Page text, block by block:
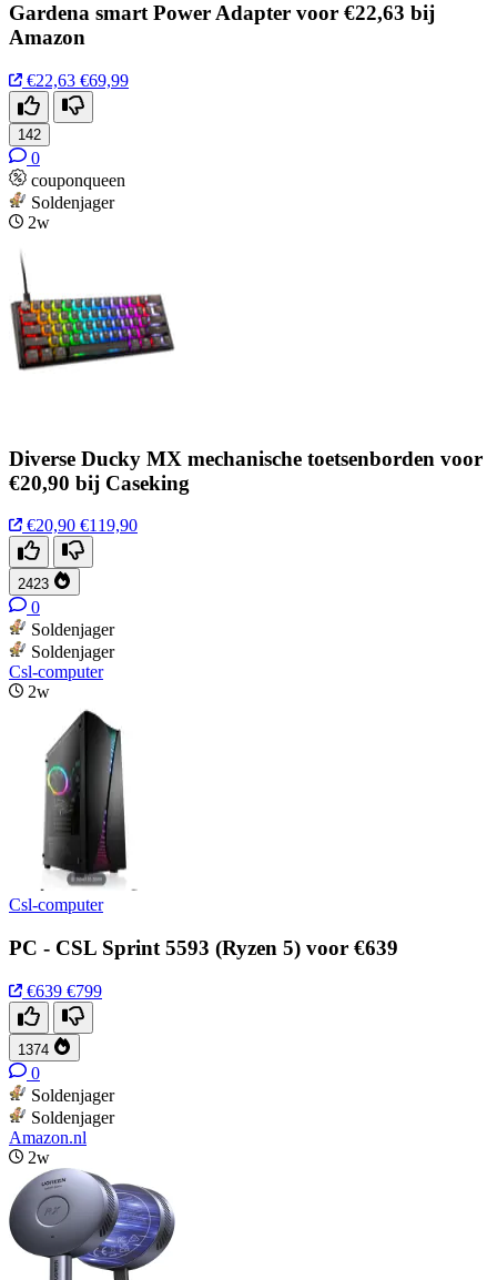
Gardena smart Power Adapter voor €22,63 bij
Amazon
€22,63 €69,99
142
0
couponqueen
Soldenjager
2w
Diverse Ducky MX mechanische toetsenborden voor
€20,90 bij Caseking
€20,90 €119,90
2423
0
Soldenjager
Soldenjager
Csl-computer
2w
Csl-computer
PC - CSL Sprint 5593 (Ryzen 5) voor €639
€639 €799
1374
0
Soldenjager
Soldenjager
Amazon.nl
2w